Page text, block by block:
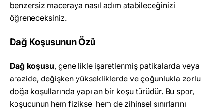
benzersiz maceraya nasıl adım atabileceğinizi
öğreneceksiniz.
Dağ Koşusunun Özü
Dağ koşusu, genellikle işaretlenmiş patikalarda veya
arazide, değişken yüksekliklerde ve çoğunlukla zorlu
doğa koşullarında yapılan bir koşu türüdür. Bu spor,
koşucunun hem fiziksel hem de zihinsel sınırlarını